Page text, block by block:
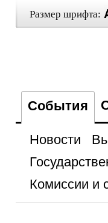
Размер шрифта:
События
Новости
Комиссии и